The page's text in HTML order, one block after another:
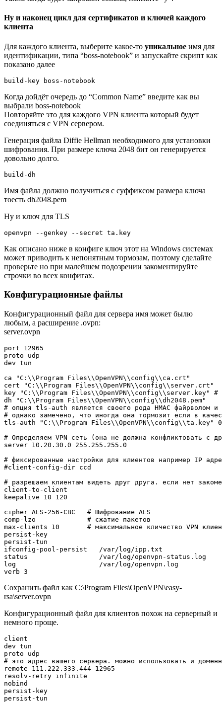
Ну и наконец цикл для сертификатов и ключей каждого
клиента
Для каждого клиента, выберите какое-то уникальное имя для
идентификации, типа “boss-notebook” и запускайте скрипт как
показано далее
Когда дойдёт очередь до “Common Name” введите как вы
выбрали boss-notebook
Повторяйте это для каждого VPN клиента который будет
соединяться с VPN сервером.
Генерация файла Diffie Hellman необходимого для установки
шифрования. При размере ключа 2048 бит он генерируется
довольно долго.
Имя файла должно получиться с суффиксом размера ключа
тоесть dh2048.pem
Ну и ключ для TLS
Как описано ниже в конфиге ключ этот на Windows системах
может приводить к непонятным тормозам, поэтому сделайте
проверьте но при малейшем подозрении закоментируйте
строчки во всех конфигах.
Конфигурационные файлы
Конфигурационный файл для сервера имя может былю
любым, а расширение .ovpn:
server.ovpn
port 12965
proto udp
dev tun
ca "C:\\Program Files\\OpenVPN\\config\\ca.crt"
cert "C:\\Program Files\\OpenVPN\\config\\server.crt"
key "C:\\Program Files\\OpenVPN\\config\\server.key" #
dh "C:\\Program Files\\OpenVPN\\config\\dh2048.pem"
# опция tls-auth является своего рода HMAC файрволом и
# однако замечено, что иногда она тормозит если в
tls-auth "C:\\Program Files\\OpenVPN\\config\\ta.key" 0
# Определяем VPN сеть (она не должна конфликтовать с
server 10.20.30.0 255.255.255.0
# фиксированные настройки для клиентов например IP
#client-config-dir ccd
# разрешаем клиентам видеть друг друга. если нет
client-to-client
keepalive 10 120
cipher AES-256-CBC   # Шифрование AES
comp-lzo             # сжатие пакетов
max-clients 10       # максимальное кличество VPN
persist-key
persist-tun
ifconfig-pool-persist   /var/log/ipp.txt
status                  /var/log/openvpn-status.log
log                     /var/log/openvpn.log
Сохранить файл как C:\Program Files\OpenVPN\easy-
rsa\server.ovpn
Конфигурационный файл для клиентов похож на серверный и
немного проще.
client
dev tun
proto udp
# это адрес вашего сервера. можно использовать и
remote 111.222.333.444 12965
resolv-retry infinite
nobind
persist-key
persist-tun